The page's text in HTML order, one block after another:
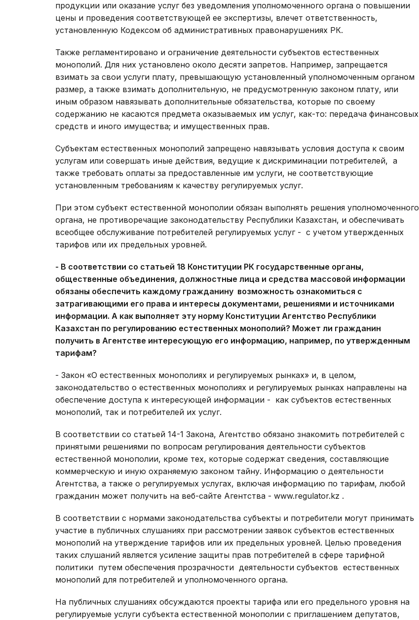
продукции или оказание услуг без уведомления уполномоченного органа о повышении
цены и проведения соответствующей ее экспертизы, влечет ответственность,
установленную Кодексом об административных правонарушениях РК.
Также регламентировано и ограничение деятельности субъектов естественных
монополий. Для них установлено около десяти запретов. Например, запрещается
взимать за свои услуги плату, превышающую установленный уполномоченным органом
размер, а также взимать дополнительную, не предусмотренную законом плату, или
иным образом навязывать дополнительные обязательства, которые по своему
содержанию не касаются предмета оказываемых им услуг, как-то: передача финансовых
средств и иного имущества; и имущественных прав.
Субъектам естественных монополий запрещено навязывать условия доступа к своим
услугам или совершать иные действия, ведущие к дискриминации потребителей, а
также требовать оплаты за предоставленные им услуги, не соответствующие
установленным требованиям к качеству регулируемых услуг.
При этом субъект естественной монополии обязан выполнять решения уполномоченного
органа, не противоречащие законодательству Республики Казахстан, и обеспечивать
всеобщее обслуживание потребителей регулируемых услуг - с учетом утвержденных
тарифов или их предельных уровней.
- В соответствии со статьей 18 Конституции РК государственные органы,
общественные объединения, должностные лица и средства массовой информации
обязаны обеспечить каждому гражданину возможность ознакомиться с
затрагивающими его права и интересы документами, решениями и источниками
информации. А как выполняет эту норму Конституции Агентство Республики
Казахстан по регулированию естественных монополий? Может ли гражданин
получить в Агентстве интересующую его информацию, например, по утвержденным
тарифам?
- Закон «О естественных монополиях и регулируемых рынках» и, в целом,
законодательство о естественных монополиях и регулируемых рынках направлены на
обеспечение доступа к интересующей информации - как субъектов естественных
монополий, так и потребителей их услуг.
В соответствии со статьей 14-1 Закона, Агентство обязано знакомить потребителей с
принятыми решениями по вопросам регулирования деятельности субъектов
естественной монополии, кроме тех, которые содержат сведения, составляющие
коммерческую и иную охраняемую законом тайну. Информацию о деятельности
Агентства, а также о регулируемых услугах, включая информацию по тарифам, любой
гражданин может получить на веб-сайте Агентства - www.regulator.kz .
В соответствии с нормами законодательства субъекты и потребители могут принимать
участие в публичных слушаниях при рассмотрении заявок субъектов естественных
монополий на утверждение тарифов или их предельных уровней. Целью проведения
таких слушаний является усиление защиты прав потребителей в сфере тарифной
политики путем обеспечения прозрачности деятельности субъектов естественных
монополий для потребителей и уполномоченного органа.
На публичных слушаниях обсуждаются проекты тарифа или его предельного уровня на
регулируемые услуги субъекта естественной монополии с приглашением депутатов,